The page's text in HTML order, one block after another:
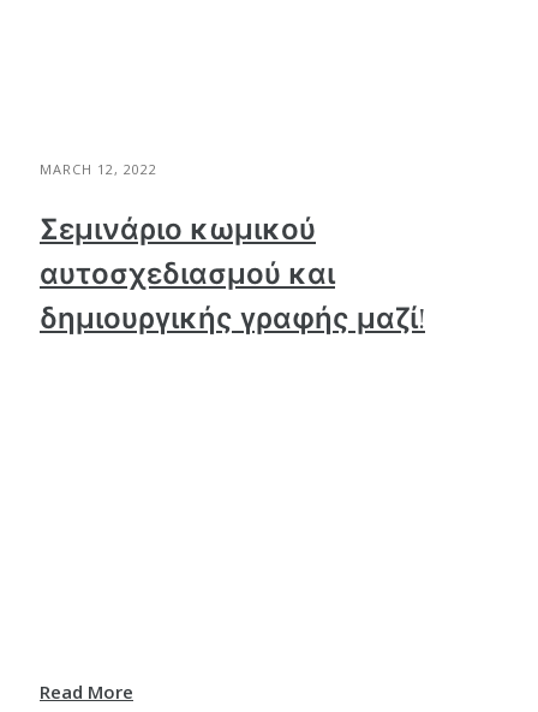
MARCH 12, 2022
Σεμινάριο κωμικού
αυτοσχεδιασμού και
δημιουργικής γραφής μαζί!
Read More